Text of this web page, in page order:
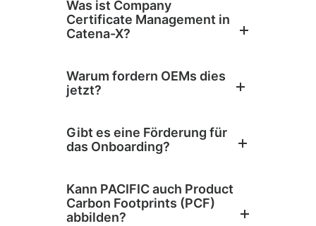
Was ist Company
Certificate Management in
Catena-X?
Warum fordern OEMs dies
jetzt?
Gibt es eine Förderung für
das Onboarding?
Kann PACIFIC auch Product
Carbon Footprints (PCF)
abbilden?